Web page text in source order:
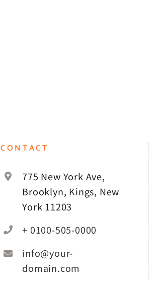
CONTACT
775 New York Ave,
Brooklyn, Kings, New
York 11203
+ 0100-505-0000
info@your-
domain.com